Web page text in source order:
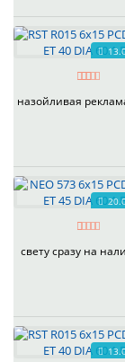
назойливая
свету сразу на